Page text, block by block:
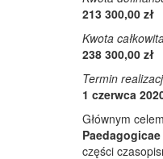
213 300,00 zł
Kwota
238 300,00 zł
Termin
1 czerwca
Głównym
części